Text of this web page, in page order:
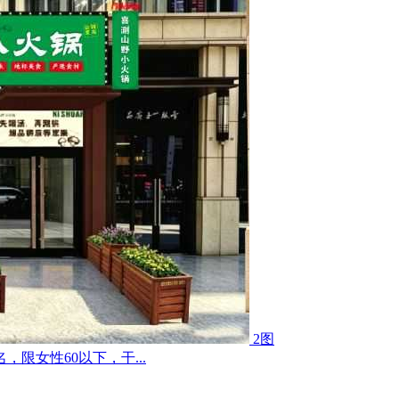
2图
限女性60以下，干...